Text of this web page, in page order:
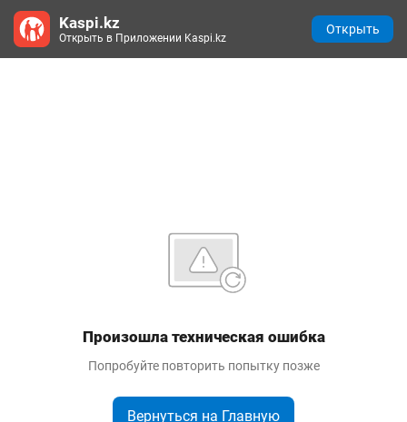
Произошла техническая ошибка
Попробуйте повторить попытку позже
Вернуться на Главную
Kaspi.kz
Открыть в Приложении Kaspi.kz
Открыть